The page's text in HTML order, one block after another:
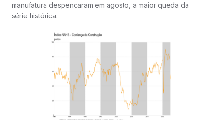
manufatura despencaram em agosto, a maior queda da
série histórica.